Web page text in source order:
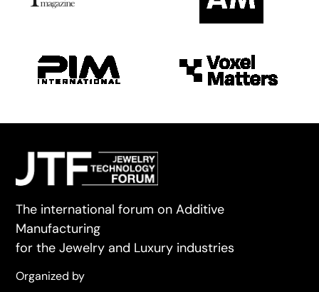
The international forum on Additive
Manufacturing
for the Jewelry and Luxury industries
Organized by